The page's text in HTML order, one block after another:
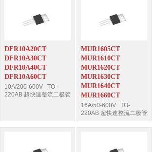
贴片数字三极管SOT-323
贴片功率三极管TO-252
场效应管
DFR10A20CT
DFR10A30CT
DFR10A40CT
DFR10A60CT
10A/200-600V TO-
220AB 超快速整流二极管
MUR1605CT
MUR1610CT
MUR1620CT
MUR1630CT
MUR1640CT
MUR1660CT
16A/50-600V TO-
220AB 超快速整流二极管